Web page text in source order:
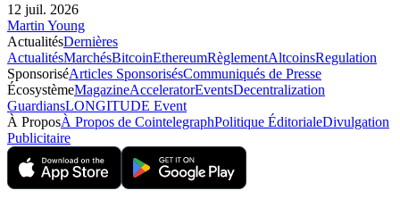
12 juil. 2026
Martin Young
ActualitésDernières
ActualitésMarchésBitcoinEthereumRèglementAltcoinsRegulation
SponsoriséArticles SponsorisésCommuniqués de Presse
ÉcosystèmeMagazineAcceleratorEventsDecentralization
GuardiansLONGITUDE Event
À ProposÀ Propos de CointelegraphPolitique ÉditorialeDivulgation
Publicitaire